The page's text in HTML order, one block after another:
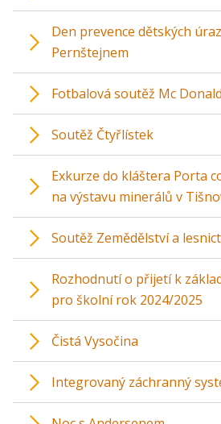
Den prevence dětských
Pernštejnem
Fotbalová soutěž Mc
Soutěž Čtyřlístek
Exkurze do kláštera Porta
na výstavu minerálů v
Soutěž Zemědělství a
Rozhodnutí o přijetí k
pro školní rok 2024/2025
Čistá Vysočina
Integrovaný záchranný